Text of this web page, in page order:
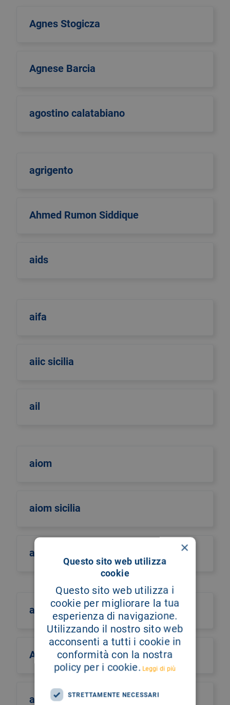
Agnes Stogicza
Agnese Barcia
agostino calatabiano
agrigento
Ahmed Rumon Siddique
aids
aifa
aiic sicilia
ail
aiom
aiom sicilia
airo
aism
Aismac
aiutiamo il burundi
×
Questo sito web utilizza
cookie
Questo sito web utilizza i
cookie per migliorare la tua
esperienza di navigazione.
Utilizzando il nostro sito web
acconsenti a tutti i cookie in
conformità con la nostra
policy per i cookie. Leggi di più
STRETTAMENTE NECESSARI